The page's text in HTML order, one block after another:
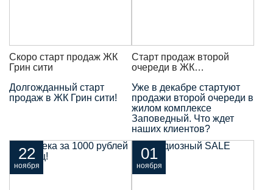
Скоро старт продаж ЖК
Грин сити
Долгожданный старт
продаж в ЖК Грин сити!
Старт продаж второй
очереди в ЖК
Уже в декабре стартуют
продажи второй очереди в
жилом комплексе
Заповедный. Что ждет
наших клиентов?
22
ноября
01
ноября